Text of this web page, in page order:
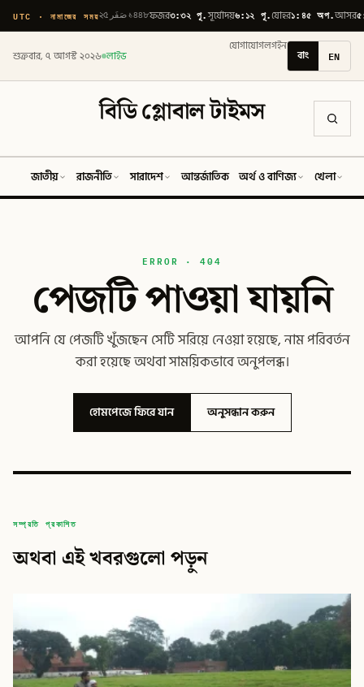
UTC · নামাজের সময় ২৫ صَفَر ১৪৪৮ফজর৩:৩২ পূ.সূর্যোদয়৬:১২ পূ.যোহর১:৪৫ অপ.আসর
শুক্রবার, ৭ আগস্ট ২০২৬ লাইভ
যোগাযোগলগইন
বাং EN
বিডি গ্লোবাল টাইমস
জাতীয় রাজনীতি সারাদেশ আন্তর্জাতিক অর্থ ও বাণিজ্য খেলা
ERROR · 404
পেজটি পাওয়া যায়নি
আপনি যে পেজটি খুঁজছেন সেটি সরিয়ে নেওয়া হয়েছে, নাম পরিবর্তন
করা হয়েছে অথবা সাময়িকভাবে অনুপলব্ধ।
হোমপেজে ফিরে যান অনুসন্ধান করুন
সম্প্রতি প্রকাশিত
অথবা এই খবরগুলো পড়ুন